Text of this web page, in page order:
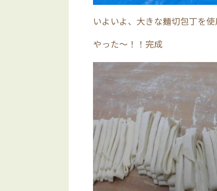
いよいよ、大きな麺切包丁を
やった～！！完成